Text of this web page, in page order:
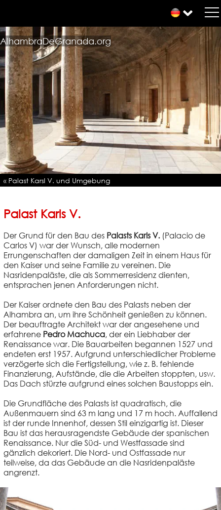
AlhambraDeGranada.org
« Palast Karsl V. und Umgebung
Palast Karls V.
Der Grund für den Bau des Palasts Karls V.(Palacio de
Carlos V) war der Wunsch, alle modernen
Errungenschaften der damaligen Zeit in einem Haus für
den Kaiser und seine Familie zu vereinen. Die
Nasridenpaläste, die als Sommerresidenz dienten,
entsprachen jenen Anforderungen nicht.
Der Kaiser ordnete den Bau des Palasts neben der
Alhambra an, um ihre Schönheit genießen zu können.
Der beauftragte Architekt war der angesehene und
erfahrene Pedro Machuca, der ein Liebhaber der
Renaissance war. Die Bauarbeiten begannen 1527 und
endeten erst 1957. Aufgrund unterschiedlicher Probleme
verzögerte sich die Fertigstellung, wie z. B. fehlende
Finanzierung, Aufstände, die die Arbeiten stoppten, usw.
Das Dach stürzte aufgrund eines solchen Baustopps ein.
Die Grundfläche des Palasts ist quadratisch, die
Außenmauern sind 63 m lang und 17 m hoch. Auffallend
ist der runde Innenhof, dessen Stil einzigartig ist. Dieser
Bau ist das herausragendste Gebäude der spanischen
Renaissance. Nur die Süd- und Westfassade sind
gänzlich dekoriert. Die Nord- und Ostfassade nur
teilweise, da das Gebäude an die Nasridenpaläste
angrenzt.